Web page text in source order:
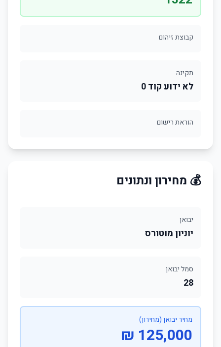
קבוצת זיהום
תקינה
לא ידוע קוד 0
הוראת רישום
💰 מחירון ונתונים
יבואן
יוניון מוטורס
סמל יבואן
28
מחיר יבואן (מחירון)
125,000 ₪